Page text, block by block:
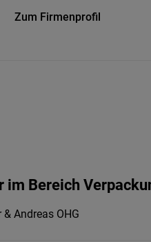
Zum Firmenprofil
im Bereich
Andreas OHG